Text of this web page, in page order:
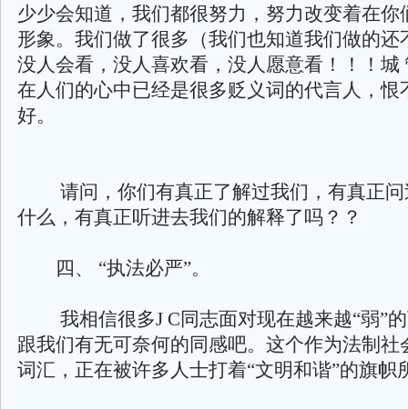
少少会知道，我们都很努力，努力改变着在你
形象。我们做了很多（我们也知道我们做的还
没人会看，没人喜欢看，没人愿意看！！！城
在人们的心中已经是很多贬义词的代言人，恨
好。
请问，你们有真正了解过我们，有真正问
什么，有真正听进去我们的解释了吗？？
四、 “执法必严”。
我相信很多J C同志面对现在越来越“弱”的
跟我们有无可奈何的同感吧。这个作为法制社
词汇，正在被许多人士打着“文明和谐”的旗帜